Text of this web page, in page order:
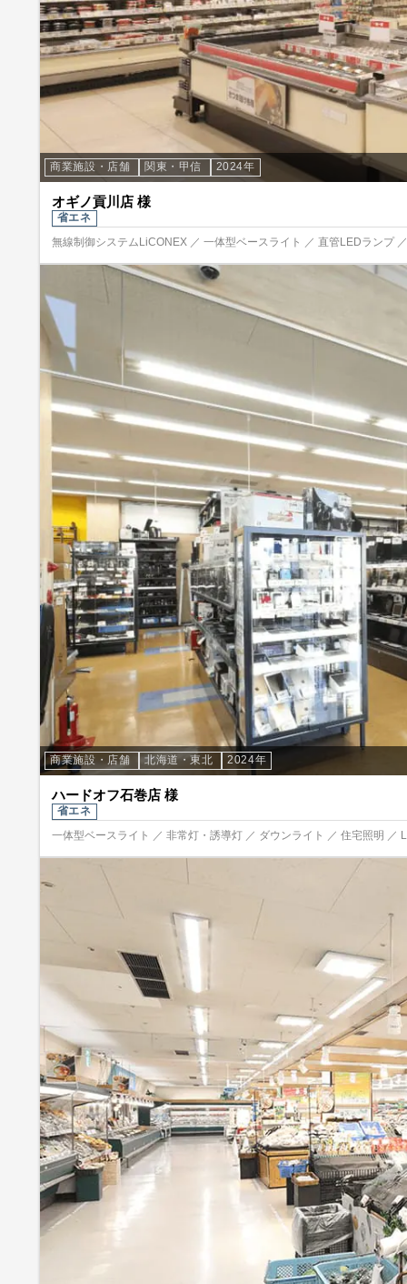
商業施設・店舗 関東・甲信 2024年
オギノ貢川店 様
省エネ
無線制御システムLiCONEX ／ 一体型ベースライト ／ 直管LEDランプ
商業施設・店舗 北海道・東北 2024年
ハードオフ石巻店 様
省エネ
一体型ベースライト ／ 非常灯・誘導灯 ／ ダウンライト ／ 住宅照明 ／